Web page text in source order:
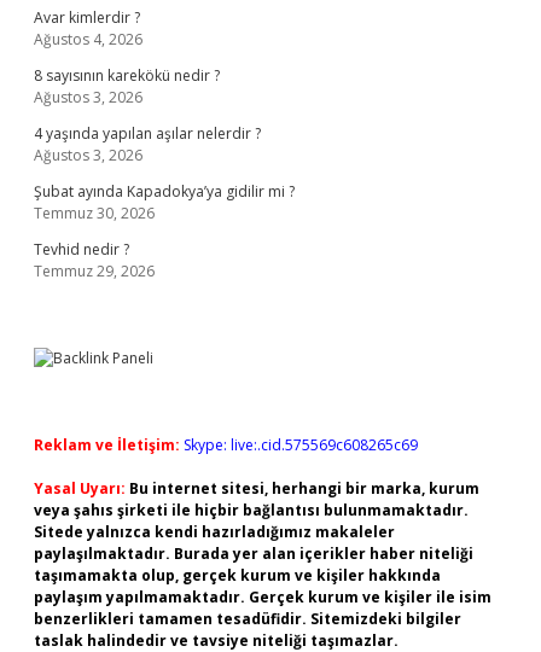
Avar kimlerdir ?
Ağustos 4, 2026
8 sayısının karekökü nedir ?
Ağustos 3, 2026
4 yaşında yapılan aşılar nelerdir ?
Ağustos 3, 2026
Şubat ayında Kapadokya’ya gidilir mi ?
Temmuz 30, 2026
Tevhid nedir ?
Temmuz 29, 2026
Reklam ve İletişim: Skype: live:.cid.575569c608265c69
Yasal Uyarı: Bu internet sitesi, herhangi bir marka, kurum
veya şahıs şirketi ile hiçbir bağlantısı bulunmamaktadır.
Sitede yalnızca kendi hazırladığımız makaleler
paylaşılmaktadır. Burada yer alan içerikler haber niteliği
taşımamakta olup, gerçek kurum ve kişiler hakkında
paylaşım yapılmamaktadır. Gerçek kurum ve kişiler ile isim
benzerlikleri tamamen tesadüfidir. Sitemizdeki bilgiler
taslak halindedir ve tavsiye niteliği taşımazlar.